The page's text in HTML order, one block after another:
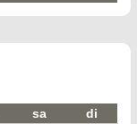
sa
di